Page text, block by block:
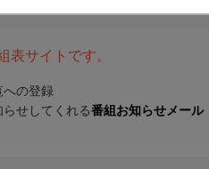
表サイトです。
への登録
せしてくれる番組お知らせメール